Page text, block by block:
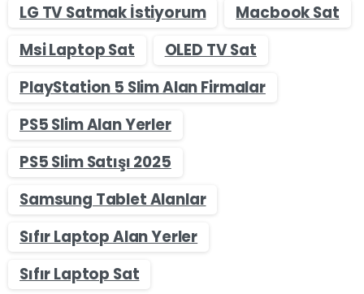
LG TV Satmak İstiyorum
Macbook Sat
Msi Laptop Sat
OLED TV Sat
PlayStation 5 Slim Alan Firmalar
PS5 Slim Alan Yerler
PS5 Slim Satışı 2025
Samsung Tablet Alanlar
Sıfır Laptop Alan Yerler
Sıfır Laptop Sat